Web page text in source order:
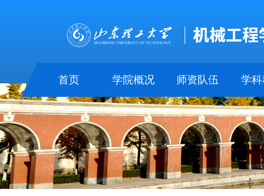
首页 学院概况 师资队伍 学